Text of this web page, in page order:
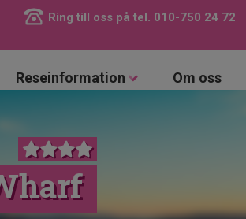
Ring till oss på tel. 010-750 24 72
Reseinformation Om oss